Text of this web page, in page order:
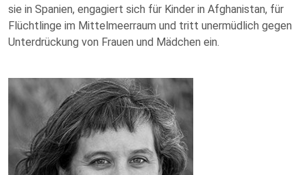
sie in Spanien, engagiert sich für Kinder in Afghanistan, für
Flüchtlinge im Mittelmeerraum und tritt unermüdlich gegen
Unterdrückung von Frauen und Mädchen ein.